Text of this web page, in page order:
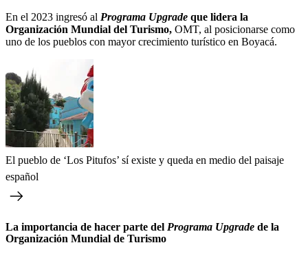
En el 2023 ingresó al Programa Upgrade que lidera la
Organización Mundial del Turismo, OMT, al posicionarse como
uno de los pueblos con mayor crecimiento turístico en Boyacá.
El pueblo de ‘Los Pitufos’ sí existe y queda en medio del paisaje
español
La importancia de hacer parte del Programa Upgrade de la
Organización Mundial de Turismo